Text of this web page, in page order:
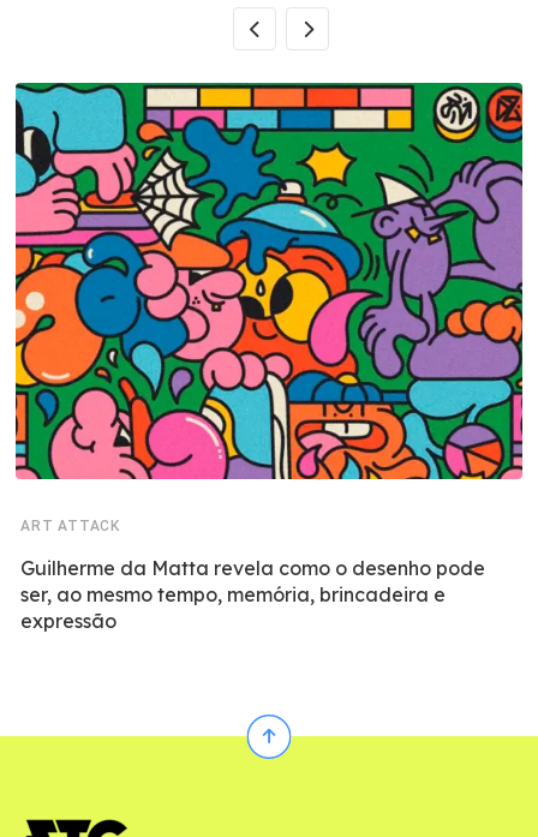
ART ATTACK
Guilherme da Matta revela como o desenho pode
ser, ao mesmo tempo, memória, brincadeira e
expressão